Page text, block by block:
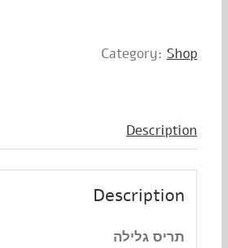
Category: Shop
Description
Description
תריס גלילה